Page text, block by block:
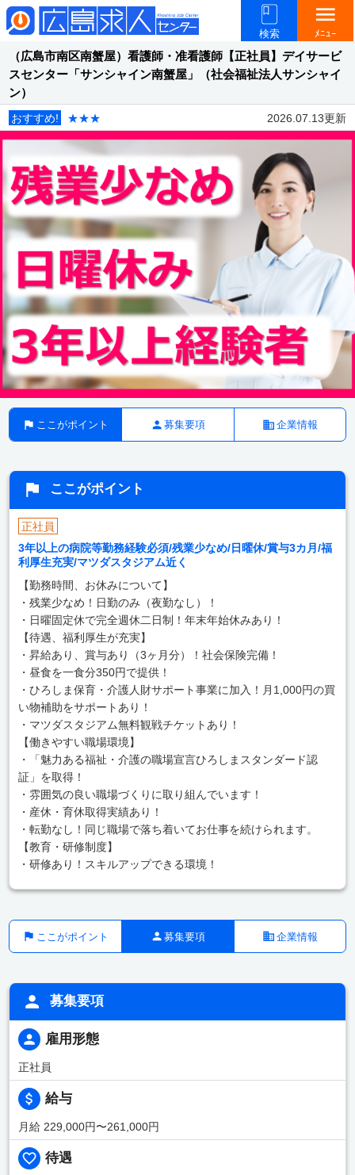
検索
menu
ﾒﾆｭｰ
（広島市南区南蟹屋）看護師・准看護師【正社員】デイサービ
スセンター「サンシャイン南蟹屋」（社会福祉法人サンシャイ
ン）
おすすめ! ★★★ 2026.07.13更新
ここがポイント 募集要項 企業情報
ここがポイント
正社員
3年以上の病院等勤務経験必須/残業少なめ/日曜休/賞与3カ月/福
利厚生充実/マツダスタジアム近く
【勤務時間、お休みについて】
・残業少なめ！日勤のみ（夜勤なし）！
・日曜固定休で完全週休二日制！年末年始休みあり！
【待遇、福利厚生が充実】
・昇給あり、賞与あり（3ヶ月分）！社会保険完備！
・昼食を一食分350円で提供！
・ひろしま保育・介護人財サポート事業に加入！月1,000円の買
い物補助をサポートあり！
・マツダスタジアム無料観戦チケットあり！
【働きやすい職場環境】
・「魅力ある福祉・介護の職場宣言ひろしまスタンダード認
証」を取得！
・雰囲気の良い職場づくりに取り組んでいます！
・産休・育休取得実績あり！
・転勤なし！同じ職場で落ち着いてお仕事を続けられます。
【教育・研修制度】
・研修あり！スキルアップできる環境！
ここがポイント 募集要項 企業情報
募集要項
雇用形態
正社員
給与
月給 229,000円〜261,000円
待遇